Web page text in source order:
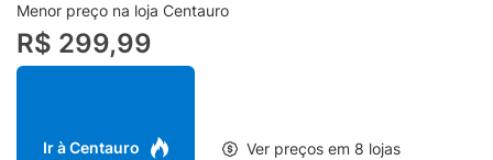
Menor preço na loja Centauro
R$ 299,99
Ir à Centauro Ver preços em 8 lojas